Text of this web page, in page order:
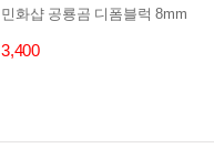
민화샵 공룡곰 디폼블럭 8mm
3,400